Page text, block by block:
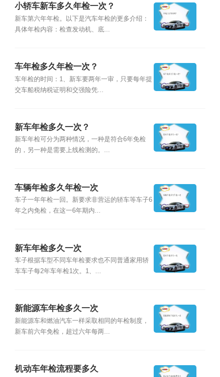
小轿车新车多久年检一次？
新车第六年年检。以下是汽车年检的更多介绍：
具体年检内容：检查发动机、底...
车年检多久年检一次？
车年检的时间：1、新车要两年一审，只要每年提
交车船税纳税证明和交强险凭...
新车年检多久一次？
新车年检可分为两种情况，一种是符合6年免检
的，另一种是需要上线检测的。...
车辆年检多久年检一次
车子一年年检一回。新要求非营运的轿车等车子6
年之内免检，在这一6年期内...
新车年检多久一次
车子根据车型不同车年检要求也不同普通家用轿
车车子每2年车年检1次。1、...
新能源车年检多久一次
新能源车和燃油汽车一样采取相同的年检制度，
新车前六年免检，超过六年每两...
机动车年检流程要多久